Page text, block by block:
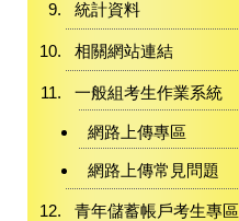
統計資料
相關網站連結
一般組考生作業系統
網路上傳專區
網路上傳常見問題
青年儲蓄帳戶考生專區